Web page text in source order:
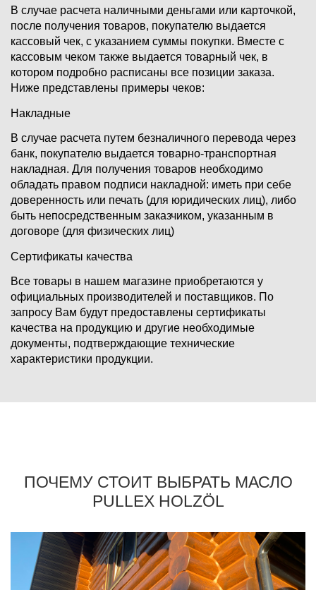
В случае расчета наличными деньгами или карточкой,
после получения товаров, покупателю выдается
кассовый чек, с указанием суммы покупки. Вместе с
кассовым чеком также выдается товарный чек, в
котором подробно расписаны все позиции заказа.
Ниже представлены примеры чеков:
Накладные
В случае расчета путем безналичного перевода через
банк, покупателю выдается товарно-транспортная
накладная. Для получения товаров необходимо
обладать правом подписи накладной: иметь при себе
доверенность или печать (для юридических лиц), либо
быть непосредственным заказчиком, указанным в
договоре (для физических лиц)
Сертификаты качества
Все товары в нашем магазине приобретаются у
официальных производителей и поставщиков. По
запросу Вам будут предоставлены сертификаты
качества на продукцию и другие необходимые
документы, подтверждающие технические
характеристики продукции.
ПОЧЕМУ СТОИТ ВЫБРАТЬ МАСЛО
PULLEX HOLZÖL